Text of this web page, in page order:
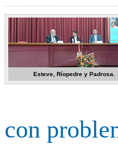
Esteve, Ríopedre y Padrosa.
con